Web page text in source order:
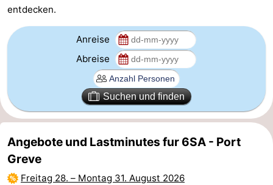
Schouwen-
Bruinisse
-
Zierikzee
-
Natur
-
entdecken.
Anreise
Abreise
Suchen und finden
Angebote und Lastminutes fur 6SA - Port
Greve
Freitag 28. – Montag 31. August 2026